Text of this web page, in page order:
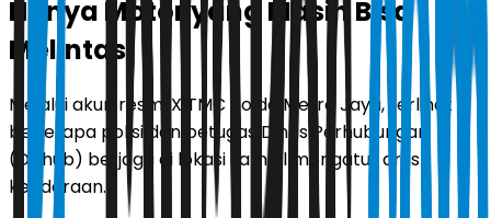
Hanya Motor yang Masih Bisa
Melintas
Melalui akun resmi X TMC Polda Metro Jaya, terlihat
beberapa polisi dan petugas Dinas Perhubungan
(Dishub) berjaga di lokasi sambil mengatur arus
kendaraan.